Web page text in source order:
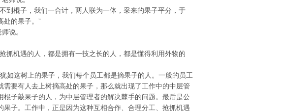
到棍子，我们一合计，两人联为一体，采来的果子平分，于
处的果子。”
说。
抓机遇的人，都是拥有一技之长的人，都是懂得利用外物的
这树上的果子，我们每个员工都是摘果子的人。一般的员工
要有人去上树摘高处的果子，那么就出现了工作中的中层管
子敲果子的人，为中层管理者的解决棘手的问题。最后是公
子。工作中，正是因为这种互相合作、合理分工、抢抓机遇